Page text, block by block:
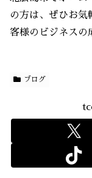
の方は、ぜひお気
客様のビジネスの
ブログ